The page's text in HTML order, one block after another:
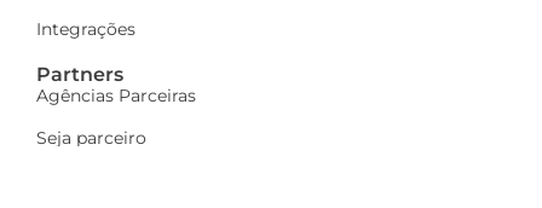
Integrações
Partners
Agências Parceiras
Seja parceiro